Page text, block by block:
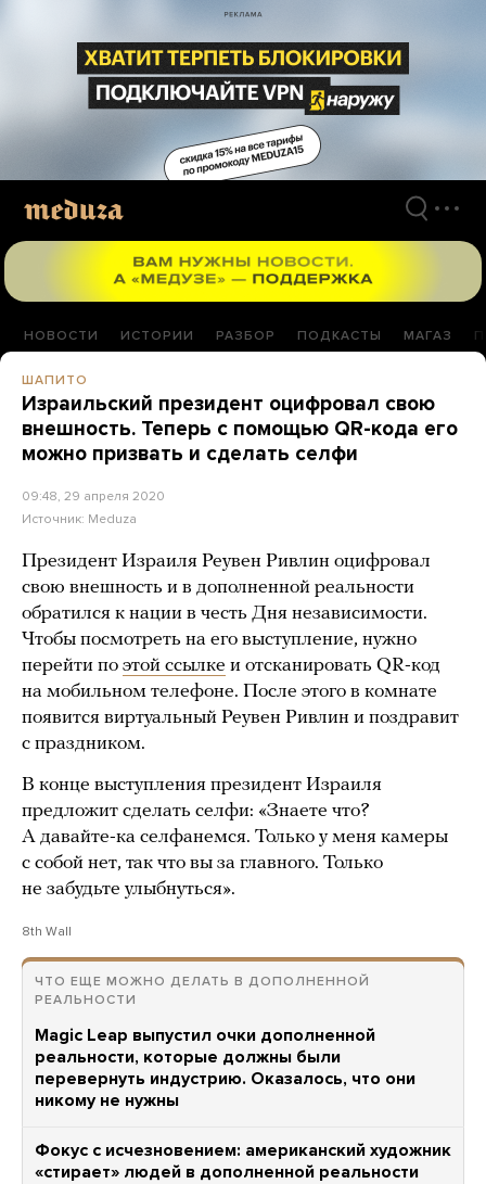
материалам
НОВОСТИ ИСТОРИИ РАЗБОР ПОДКАСТЫ МАГАЗ
ШАПИТО
Израильский президент оцифровал свою
внешность. Теперь с помощью QR-кода его
можно призвать и сделать селфи
09:48, 29 апреля 2020
Источник: Meduza
Президент Израиля Реувен Ривлин оцифровал
свою внешность и в дополненной реальности
обратился к нации в честь Дня независимости.
Чтобы посмотреть на его выступление, нужно
перейти по этой ссылке и отсканировать QR-код
на мобильном телефоне. После этого в комнате
появится виртуальный Реувен Ривлин и поздравит
с праздником.
В конце выступления президент Израиля
предложит сделать селфи: «Знаете что?
А давайте-ка селфанемся. Только у меня камеры
с собой нет, так что вы за главного. Только
не забудьте улыбнуться».
8th Wall
ЧТО ЕЩЕ МОЖНО ДЕЛАТЬ В ДОПОЛНЕННОЙ
РЕАЛЬНОСТИ
Magic Leap выпустил очки дополненной
реальности, которые должны были
перевернуть индустрию. Оказалось, что они
никому не нужны
Фокус с исчезновением: американский художник
«стирает» людей в дополненной реальности